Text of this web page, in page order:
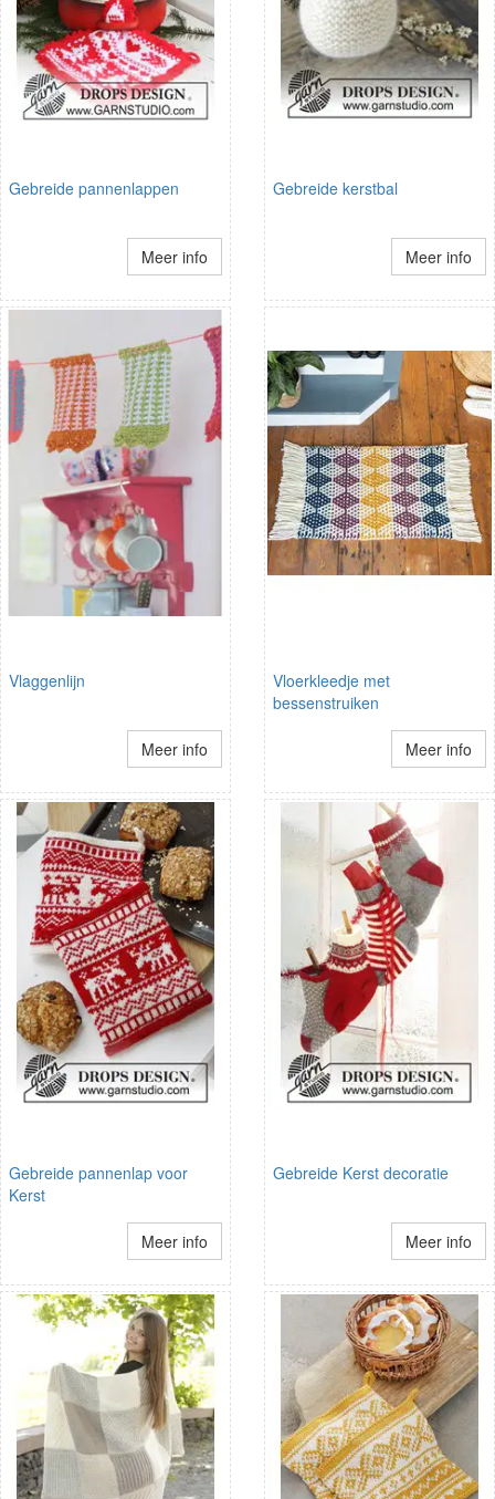
Gebreide pannenlappen
Meer info
Gebreide kerstbal
Meer info
Vlaggenlijn
Meer info
Vloerkleedje met
bessenstruiken
Meer info
Gebreide pannenlap voor
Kerst
Meer info
Gebreide Kerst decoratie
Meer info